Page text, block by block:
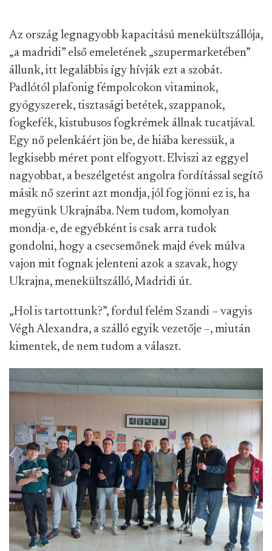
Az ország legnagyobb kapacitású menekültszállója,
„a madridi” első emeletének „szupermarketében”
állunk, itt legalábbis így hívják ezt a szobát.
Padlótól plafonig fémpolcokon vitaminok,
gyógyszerek, tisztasági betétek, szappanok,
fogkefék, kistubusos fogkrémek állnak tucatjával.
Egy nő pelenkáért jön be, de hiába keressük, a
legkisebb méret pont elfogyott. Elviszi az eggyel
nagyobbat, a beszélgetést angolra fordítással segítő
másik nő szerint azt mondja, jól fog jönni ez is, ha
megyünk Ukrajnába. Nem tudom, komolyan
mondja-e, de egyébként is csak arra tudok
gondolni, hogy a csecsemőnek majd évek múlva
vajon mit fognak jelenteni azok a szavak, hogy
Ukrajna, menekültszálló, Madridi út.
„Hol is tartottunk?”, fordul felém Szandi – vagyis
Végh Alexandra, a szálló egyik vezetője –, miután
kimentek, de nem tudom a választ.